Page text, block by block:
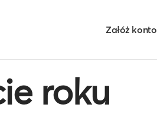
Załóż konto
roku